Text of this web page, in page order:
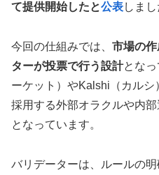
て提供開始したと公表しまし
今回の仕組みでは、 市場の
ターが投票で行う設計とな
ーケット）やKalshi（カル
採用する外部オラクルや内
となっています。
バリデーターは、ルールの